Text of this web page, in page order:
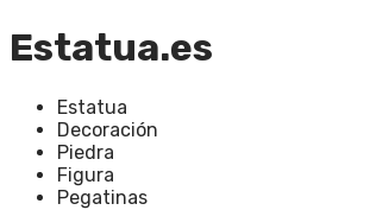
Estatua.es
Estatua
Decoración
Piedra
Figura
Pegatinas